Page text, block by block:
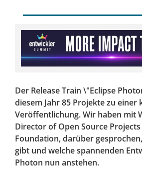
Der Release Train \"Eclipse
diesem Jahr 85 Projekte zu
Veröffentlichung. Wir haben mit
Director of Open Source
Foundation, darüber
gibt und welche spannenden
Photon nun anstehen.